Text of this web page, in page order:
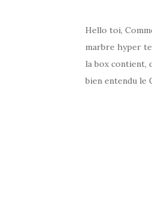
Hello toi,
marbre hyper
la box contient,
bien entendu le